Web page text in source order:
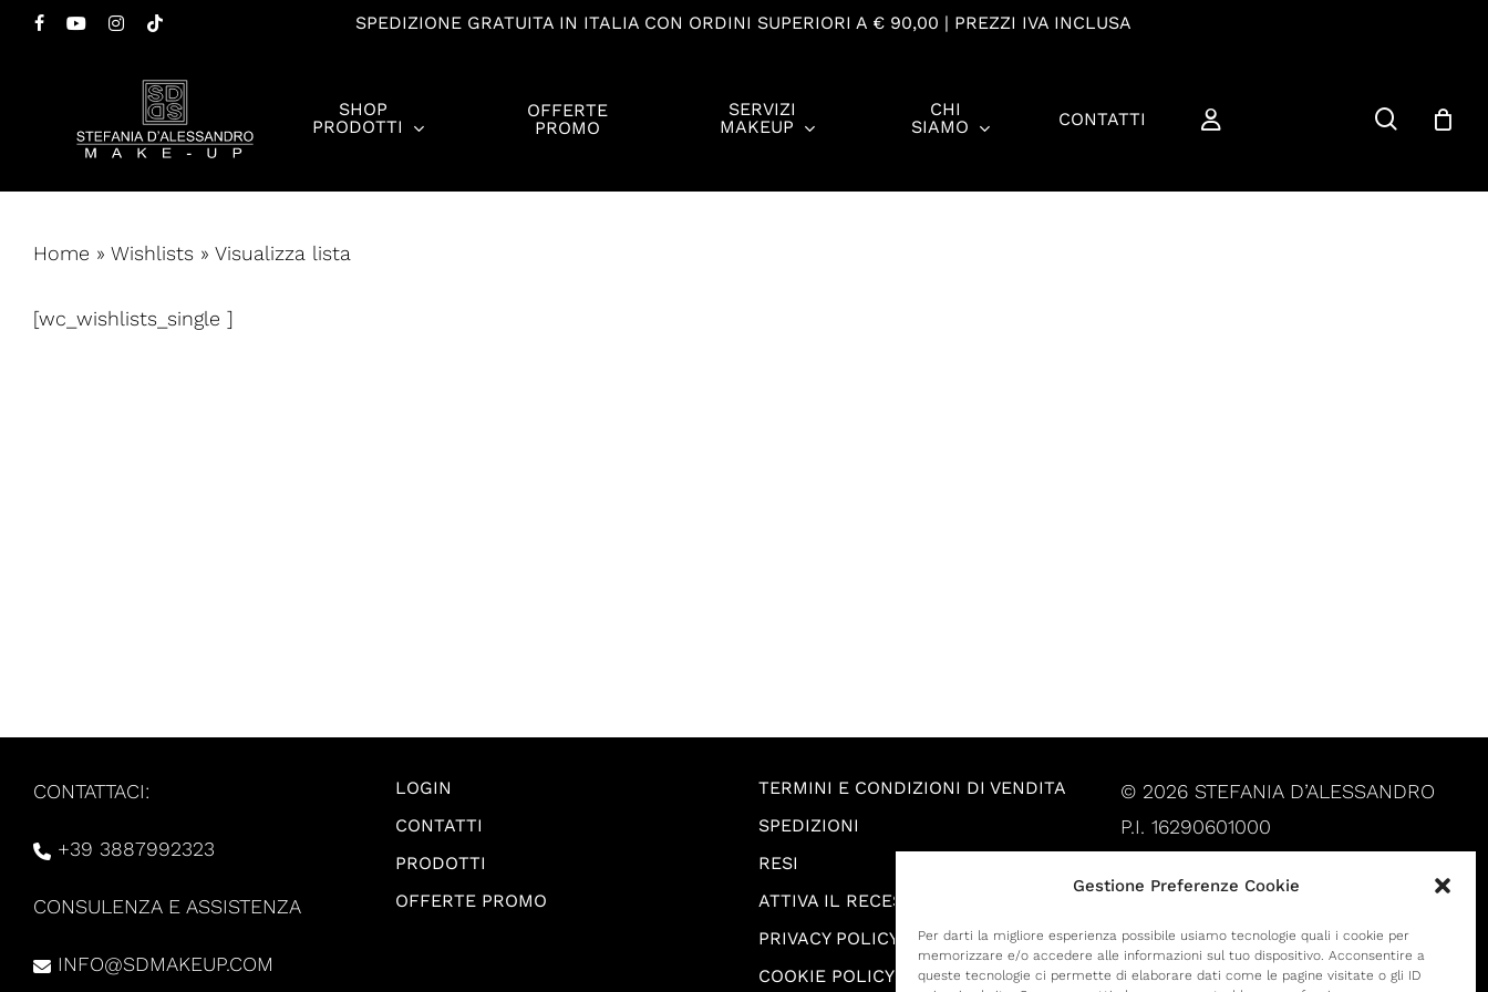
Gestione Preferenze Cookie
Per darti la migliore esperienza possibile usiamo tecnologie quali i cookie per
memorizzare e/o accedere alle informazioni sul tuo dispositivo. Acconsentire a
queste tecnologie ci permette di elaborare dati come le pagine visitate o gli ID
Salta
INSTAGRAM
TIKTOK
SPEDIZIONE GRATUITA IN ITALIA CON ORDINI SUPERIORI A € 90,00 | PREZZI IVA INCLUSA
Premi invio per cercare o ESC per chiudere
SHOP
PRODOTTI
OFFERTE
PROMO
SERVIZI
MAKEUP
CHI
SIAMO
CONTATTI cerca
Home » Wishlists » Visualizza lista
[wc_wishlists_single ]
CONTATTACI:
+39 3887992323
CONSULENZA E ASSISTENZA
INFO@SDMAKEUP.COM
LOGIN
CONTATTI
PRODOTTI
OFFERTE PROMO
TERMINI E CONDIZIONI DI VENDITA
SPEDIZIONI
RESI
ATTIVA IL RECESSO
PRIVACY POLICY
COOKIE POLICY
© 2026 STEFANIA D’ALESSANDRO
P.I. 16290601000